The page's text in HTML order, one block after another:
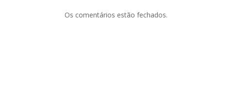
Os comentários estão fechados.